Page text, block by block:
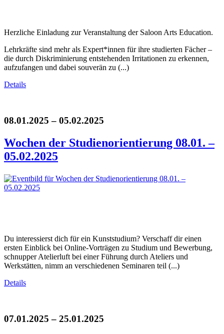
Herzliche Einladung zur Veranstaltung der Saloon Arts Education.
Lehrkräfte sind mehr als Expert*innen für ihre studierten Fächer –
die durch Diskriminierung entstehenden Irritationen zu erkennen,
aufzufangen und dabei souverän zu (...)
Details
08.01.2025 – 05.02.2025
Wochen der Studienorientierung 08.01. –
05.02.2025
Du interessierst dich für ein Kunststudium? Verschaff dir einen
ersten Einblick bei Online-Vorträgen zu Studium und Bewerbung,
schnupper Atelierluft bei einer Führung durch Ateliers und
Werkstätten, nimm an verschiedenen Seminaren teil (...)
Details
07.01.2025 – 25.01.2025